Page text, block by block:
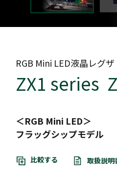
RGB Mini LED液晶レグザ
ZX1 series
＜RGB Mini LED＞
フラッグシップモデル
比較する 取扱説明